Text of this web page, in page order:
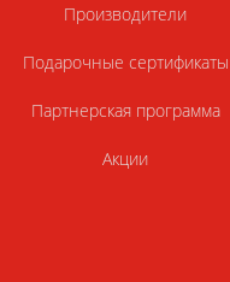
Производители
Подарочные сертификаты
Партнерская программа
Акции